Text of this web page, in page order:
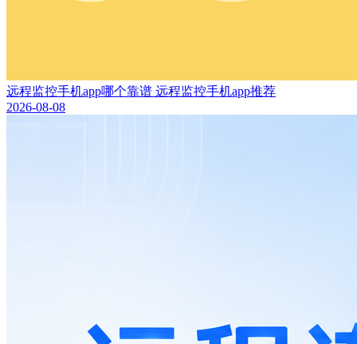
远程监控手机app哪个靠谱 远程监控手机app推荐
2026-08-08